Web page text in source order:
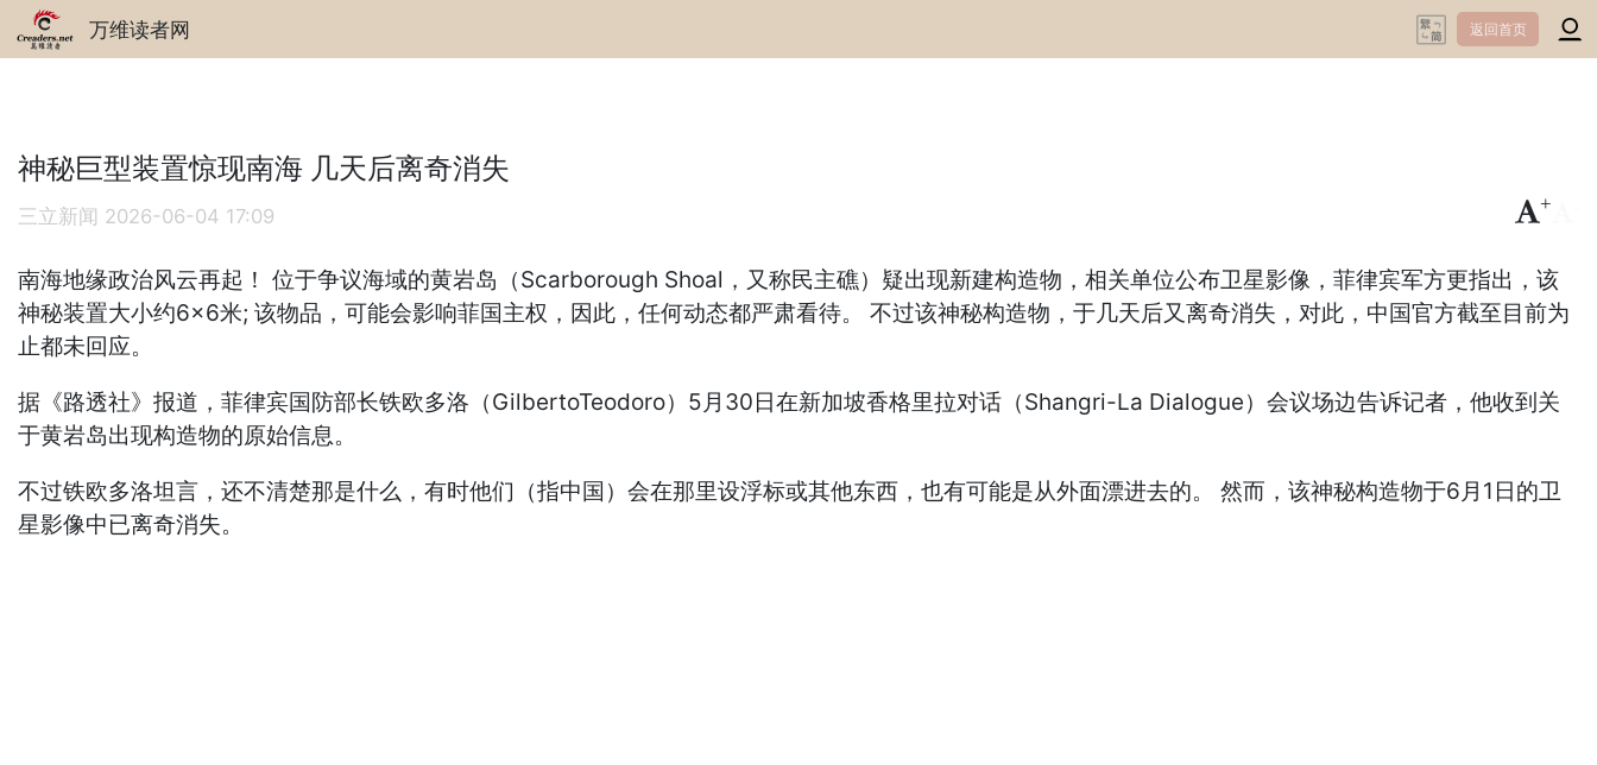
万维读者网 返回首页
神秘巨型装置惊现南海 几天后离奇消失
三立新闻 2026-06-04 17:09
+
南海地缘政治风云再起！ 位于争议海域的黄岩岛（Scarborough Shoal，又称民主礁）疑出现新建构造物，相关单位公布卫星影像，菲律宾军方更指出，该
神秘装置大小约6×6米; 该物品，可能会影响菲国主权，因此，任何动态都严肃看待。 不过该神秘构造物，于几天后又离奇消失，对此，中国官方截至目前为
止都未回应。
据《路透社》报道，菲律宾国防部长铁欧多洛（GilbertoTeodoro）5月30日在新加坡香格里拉对话（Shangri-La Dialogue）会议场边告诉记者，他收到关
于黄岩岛出现构造物的原始信息。
不过铁欧多洛坦言，还不清楚那是什么，有时他们（指中国）会在那里设浮标或其他东西，也有可能是从外面漂进去的。 然而，该神秘构造物于6月1日的卫
星影像中已离奇消失。